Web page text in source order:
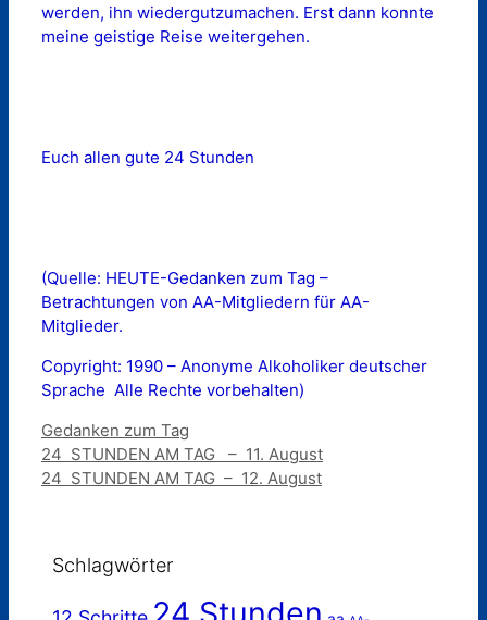
werden, ihn wiedergutzumachen. Erst dann konnte
meine geistige Reise weitergehen.
Euch allen gute 24 Stunden
(Quelle: HEUTE-Gedanken zum Tag –
Betrachtungen von AA-Mitgliedern für AA-
Mitglieder.
Copyright: 1990 – Anonyme Alkoholiker deutscher
Sprache  Alle Rechte vorbehalten)
Kategorien
Gedanken zum Tag
24 STUNDEN AM TAG – 11. August
24 STUNDEN AM TAG – 12. August
Schlagwörter